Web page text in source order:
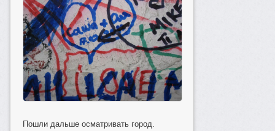
Пошли дальше осматривать город.